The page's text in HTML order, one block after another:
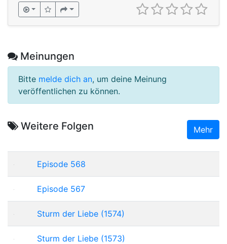
Meinungen
Bitte melde dich an, um deine Meinung
veröffentlichen zu können.
Weitere Folgen Mehr
Episode 568
Episode 567
Sturm der Liebe (1574)
Sturm der Liebe (1573)